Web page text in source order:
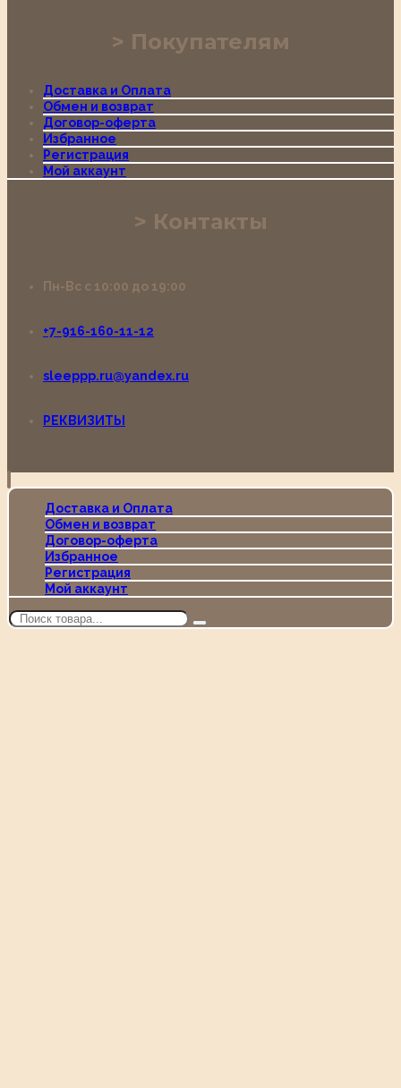
Покупателям
Доставка и Оплата
Обмен и возврат
Договор-оферта
Избранное
Регистрация
Мой аккаунт
Контакты
Пн-Вс с 10:00 до 19:00
+7-916-160-11-12
sleeppp.ru@yandex.ru
РЕКВИЗИТЫ
Доставка и Оплата
Обмен и возврат
Договор-оферта
Избранное
Регистрация
Мой аккаунт